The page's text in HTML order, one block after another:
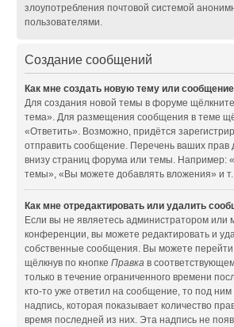
злоупотребления почтовой системой
пользователями.
Создание сообщений
Как мне создать новую тему или
Для создания новой темы в форуме
тема». Для размещения сообщения в теме
«Ответить». Возможно, придётся
отправить сообщение. Перечень ваших прав
внизу страниц форума или темы. Например:
темы», «Вы можете добавлять вложения» и
Как мне отредактировать или удалить
Если вы не являетесь администратором или
конференции, вы можете редактировать и
собственные сообщения. Вы можете перейти
щёлкнув по кнопкеПравка в
только в течение ограниченного времени
кто-то уже ответил на сообщение, то под
надпись, которая показывает количество
время последней из них. Эта надпись не